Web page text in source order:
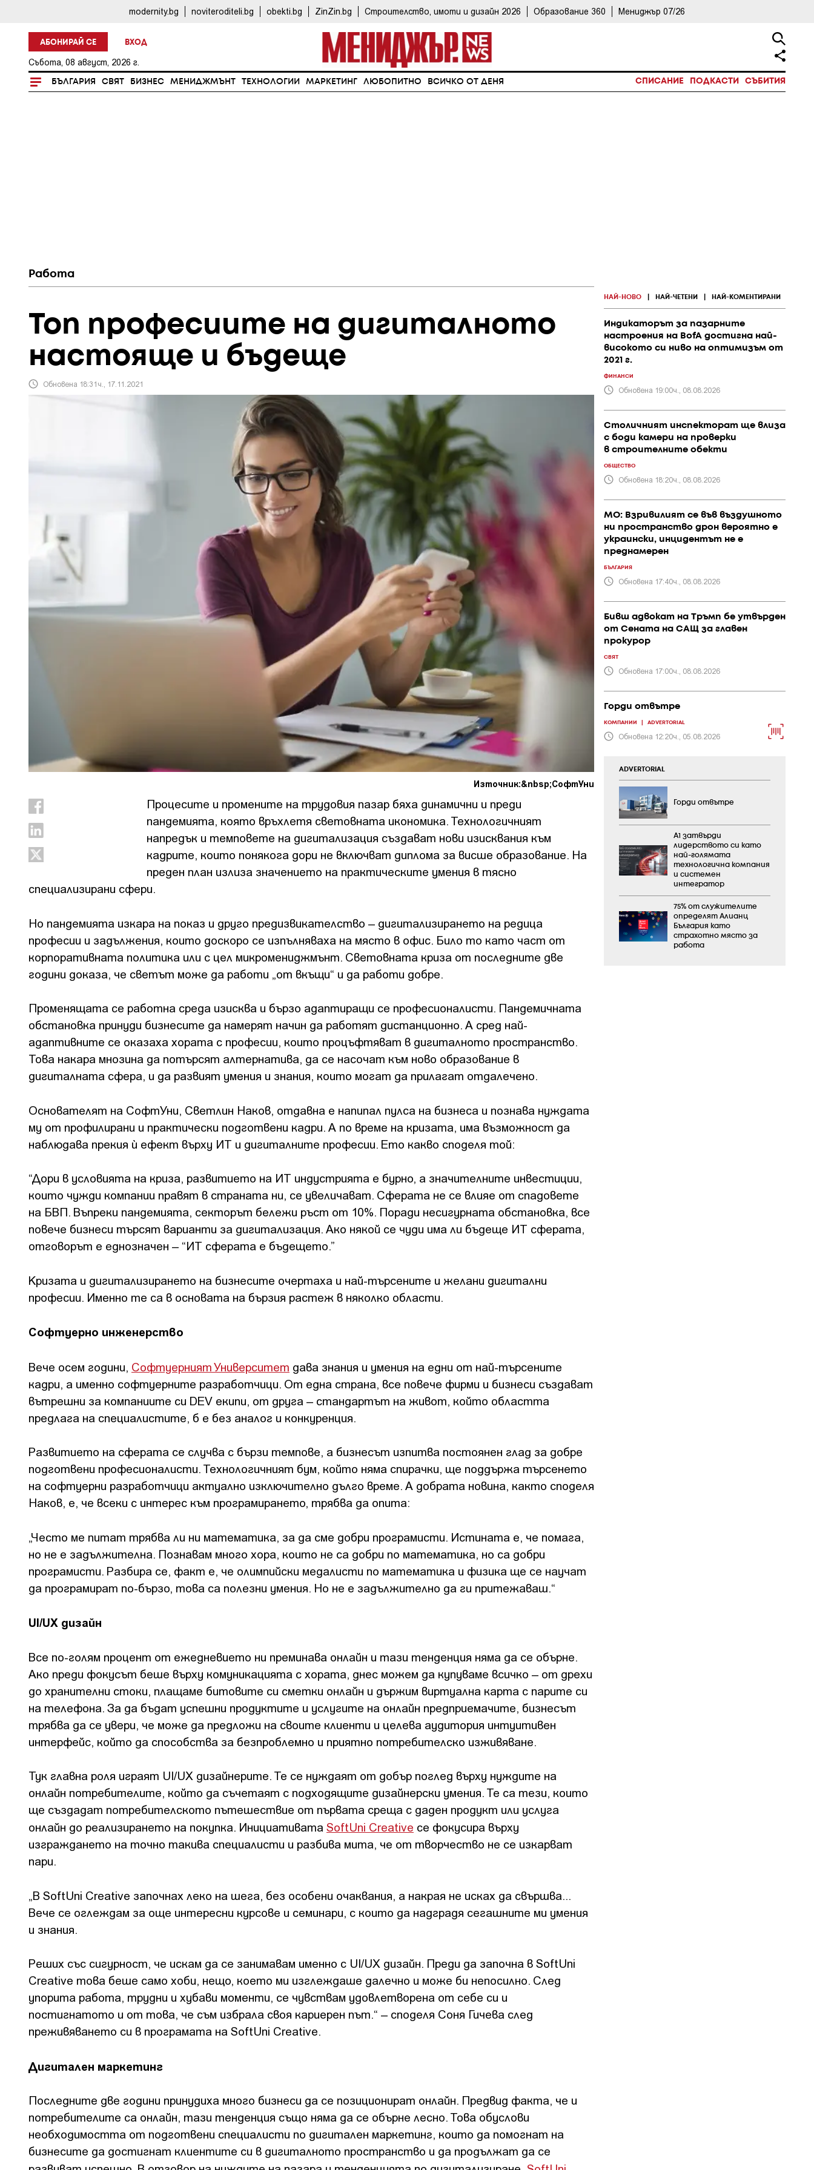
modernity.bg noviteroditeli.bg obekti.bg ZinZin.bg Строителство, имоти и дизайн 2026 Образование 360 Мениджър 07/26
АБОНИРАЙ СЕ ВХОД
Събота, 08 август, 2026 г.
БЪЛГАРИЯ СВЯТ БИЗНЕС МЕНИДЖМЪНТ ТЕХНОЛОГИИ МАРКЕТИНГ ЛЮБОПИТНО ВСИЧКО ОТ ДЕНЯ СПИСАНИЕ ПОДКАСТИ СЪБИТИЯ
Работа
Топ професиите на дигиталното
настояще и бъдеще
Обновена 18:31ч., 17.11.2021
Източник:&nbsp;СофтУни
Процесите и промените на трудовия пазар бяха динамични и преди
пандемията, която връхлетя световната икономика. Технологичният
напредък и темповете на дигитализация създават нови изисквания към
кадрите, които понякога дори не включват диплома за висше образование. На
преден план излиза значението на практическите умения в тясно
специализирани сфери.
Но пандемията изкара на показ и друго предизвикателство – дигитализирането на редица
професии и задължения, които доскоро се изпълняваха на място в офис. Било то като част от
корпоративната политика или с цел микромениджмънт. Световната криза от последните две
години доказа, че светът може да работи „от вкъщи“ и да работи добре.
Променящата се работна среда изисква и бързо адаптиращи се професионалисти. Пандемичната
обстановка принуди бизнесите да намерят начин да работят дистанционно. А сред най-
адаптивните се оказаха хората с професии, които процъфтяват в дигиталното пространство.
Това накара мнозина да потърсят алтернатива, да се насочат към ново образование в
дигиталната сфера, и да развият умения и знания, които могат да прилагат отдалечено.
Основателят на СофтУни, Светлин Наков, отдавна е напипал пулса на бизнеса и познава нуждата
му от профилирани и практически подготвени кадри. А по време на кризата, има възможност да
наблюдава прекия ѝ ефект върху ИТ и дигиталните професии. Ето какво споделя той:
“Дори в условията на криза, развитието на ИТ индустрията е бурно, а значителните инвестиции,
които чужди компании правят в страната ни, се увеличават. Сферата не се влияе от спадовете
на БВП. Въпреки пандемията, секторът бележи ръст от 10%. Поради несигурната обстановка, все
повече бизнеси търсят варианти за дигитализация. Ако някой се чуди има ли бъдеще ИТ сферата,
отговорът е еднозначен – “ИТ сферата е бъдещето.”
Кризата и дигитализирането на бизнесите очертаха и най-търсените и желани дигитални
професии. Именно те са в основата на бързия растеж в няколко области.
Софтуерно инженерство
Вече осем години, Софтуерният Университет дава знания и умения на едни от най-търсените
кадри, а именно софтуерните разработчици. От една страна, все повече фирми и бизнеси създават
вътрешни за компаниите си DEV екипи, от друга – стандартът на живот, който областта
предлага на специалистите, б е без аналог и конкуренция.
Развитието на сферата се случва с бързи темпове, а бизнесът изпитва постоянен глад за добре
подготвени професионалисти. Технологичният бум, който няма спирачки, ще поддържа търсенето
на софтуерни разработчици актуално изключително дълго време. А добрата новина, както споделя
Наков, е, че всеки с интерес към програмирането, трябва да опита:
„Често ме питат трябва ли ни математика, за да сме добри програмисти. Истината е, че помага,
но не е задължителна. Познавам много хора, които не са добри по математика, но са добри
програмисти. Разбира се, факт е, че олимпийски медалисти по математика и физика ще се научат
да програмират по-бързо, това са полезни умения. Но не е задължително да ги притежаваш.“
UI/UX дизайн
Все по-голям процент от ежедневието ни преминава онлайн и тази тенденция няма да се обърне.
Ако преди фокусът беше върху комуникацията с хората, днес можем да купуваме всичко – от дрехи
до хранителни стоки, плащаме битовите си сметки онлайн и държим виртуална карта с парите си
на телефона. За да бъдат успешни продуктите и услугите на онлайн предприемачите, бизнесът
трябва да се увери, че може да предложи на своите клиенти и целева аудитория интуитивен
интерфейс, който да способства за безпроблемно и приятно потребителско изживяване.
Тук главна роля играят UI/UX дизайнерите. Те се нуждаят от добър поглед върху нуждите на
онлайн потребителите, който да съчетаят с подходящите дизайнерски умения. Те са тези, които
ще създадат потребителското пътешествие от първата среща с даден продукт или услуга
онлайн до реализирането на покупка. Инициативата SoftUni Creative се фокусира върху
изграждането на точно такива специалисти и разбива мита, че от творчество не се изкарват
пари.
„В SoftUni Creative започнах леко на шега, без особени очаквания, a накрая не исках да свършва...
Вече се оглеждам за още интересни курсове и семинари, с които да надградя сегашните ми умения
и знания.
Реших със сигурност, че искам да се занимавам именно с UI/UX дизайн. Преди да започна в SoftUni
Creative това беше само хоби, нещо, което ми изглеждаше далечно и може би непосилно. След
упорита работа, трудни и хубави моменти, се чувствам удовлетворена от себе си и
постигнатото и от това, че съм избрала своя кариерен път.“ – споделя Соня Гичева след
преживяването си в програмата на SoftUni Creative.
Дигитален маркетинг
Последните две години принудиха много бизнеси да се позиционират онлайн. Предвид факта, че и
потребителите са онлайн, тази тенденция също няма да се обърне лесно. Това обуслови
необходимостта от подготвени специалисти по дигитален маркетинг, които да помогнат на
бизнесите да достигнат клиентите си в дигиталното пространство и да продължат да се
НАЙ-НОВО НАЙ-ЧЕТЕНИ НАЙ-КОМЕНТИРАНИ
Индикаторът за пазарните
настроения на BofA достигна най-
високото си ниво на оптимизъм от
2021 г.
ФИНАНСИ
Обновена 19:00ч., 08.08.2026
Столичният инспекторат ще влиза
с боди камери на проверки
в строителните обекти
ОБЩЕСТВО
Обновена 18:20ч., 08.08.2026
МО: Взривилият се във въздушното
ни пространство дрон вероятно е
украински, инцидентът не е
преднамерен
БЪЛГАРИЯ
Обновена 17:40ч., 08.08.2026
Бивш адвокат на Тръмп бе утвърден
от Сената на САЩ за главен
прокурор
СВЯТ
Обновена 17:00ч., 08.08.2026
Горди отвътре
КОМПАНИИ ADVERTORIAL
Обновена 12:20ч., 05.08.2026
ADVERTORIAL
Горди отвътре
А1 затвърди
лидерството си като
най-голямата
технологична компания
и системен
интегратор
75% от служителите
определят Алианц
България като
страхотно място за
работа